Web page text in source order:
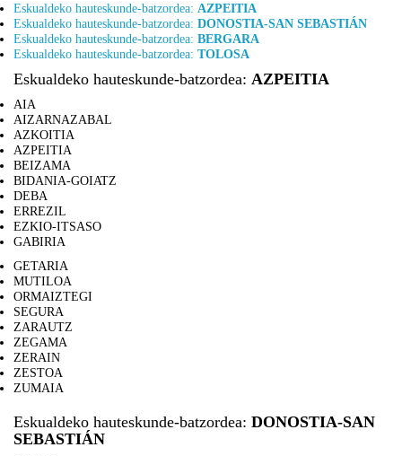
Eskualdeko hauteskunde-batzordea: AZPEITIA
Eskualdeko hauteskunde-batzordea: DONOSTIA-SAN SEBASTIÁN
Eskualdeko hauteskunde-batzordea: BERGARA
Eskualdeko hauteskunde-batzordea: TOLOSA
Eskualdeko hauteskunde-batzordea: AZPEITIA
AIA
AIZARNAZABAL
AZKOITIA
AZPEITIA
BEIZAMA
BIDANIA-GOIATZ
DEBA
ERREZIL
EZKIO-ITSASO
GABIRIA
GETARIA
MUTILOA
ORMAIZTEGI
SEGURA
ZARAUTZ
ZEGAMA
ZERAIN
ZESTOA
ZUMAIA
Eskualdeko hauteskunde-batzordea: DONOSTIA-SAN
SEBASTIÁN